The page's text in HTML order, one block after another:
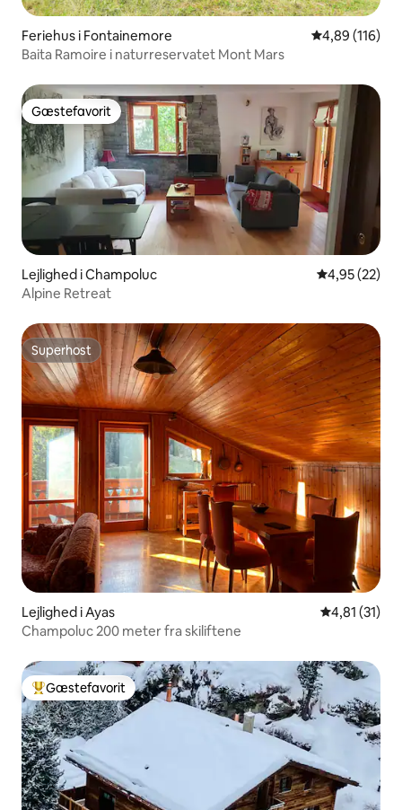
Feriehus i Fontainemore 4,89 ud af 5 i
4,89 (116)
Baita Ramoire i naturreservatet Mont Mars
Gæstefavorit
Gæstefavorit
Lejlighed i Champoluc 4,95 ud af 5 i
4,95 (22)
Alpine Retreat
Superhost
Superhost
Lejlighed i Ayas 4,81 ud af 5
4,81 (31)
Champoluc 200 meter fra skiliftene
Bedste gæstefavorit
Gæstefavorit